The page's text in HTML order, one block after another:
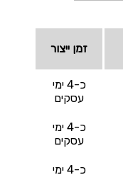
זמן ייצור
כ-4 ימי
עסקים
כ-4 ימי
עסקים
כ-4 ימי